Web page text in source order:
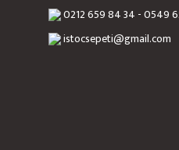
0212 659 84 34 - 0549
istocsepeti@gmail.com